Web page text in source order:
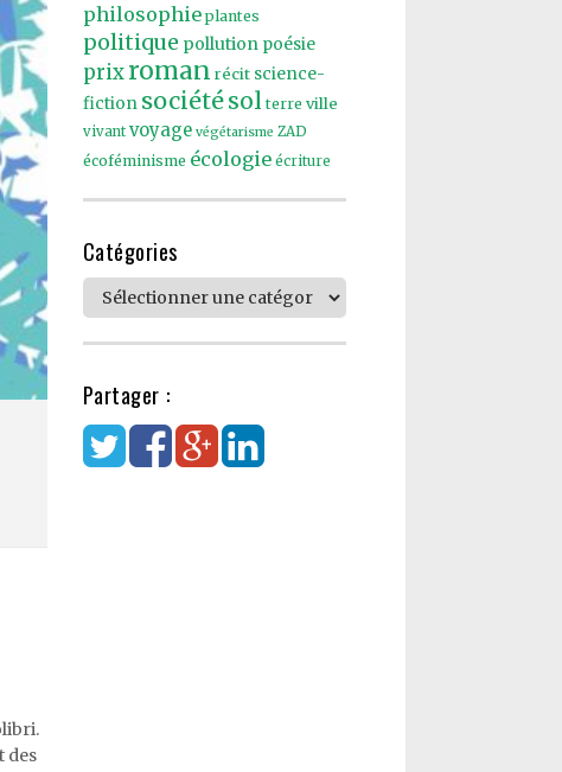
des
philosophie plantes
politique pollution poésie
prix roman récit science-
fiction sociétésol terre ville
vivant voyage végétarisme ZAD
écoféminisme écologie écriture
Catégories
Catégories
Partager :